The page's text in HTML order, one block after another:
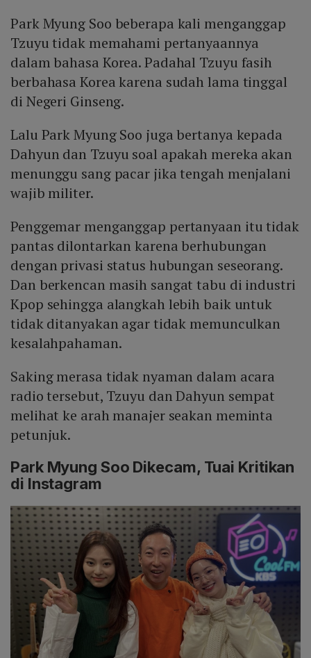
Park Myung Soo beberapa kali menganggap
Tzuyu tidak memahami pertanyaannya
dalam bahasa Korea. Padahal Tzuyu fasih
berbahasa Korea karena sudah lama tinggal
di Negeri Ginseng.
Lalu Park Myung Soo juga bertanya kepada
Dahyun dan Tzuyu soal apakah mereka akan
menunggu sang pacar jika tengah menjalani
wajib militer.
Penggemar menganggap pertanyaan itu tidak
pantas dilontarkan karena berhubungan
dengan privasi status hubungan seseorang.
Dan berkencan masih sangat tabu di industri
Kpop sehingga alangkah lebih baik untuk
tidak ditanyakan agar tidak memunculkan
kesalahpahaman.
Saking merasa tidak nyaman dalam acara
radio tersebut, Tzuyu dan Dahyun sempat
melihat ke arah manajer seakan meminta
petunjuk.
Park Myung Soo Dikecam, Tuai Kritikan
di Instagram